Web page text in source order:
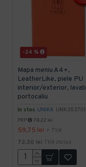
-24 %
In stoc UNIKA
Mapa meniu A4+,
LeatherLike, piele PU
interior/exterior,
portocaliu
PRP 78,22 lei
59,75 lei + TVA
72,30 lei TVA inclus